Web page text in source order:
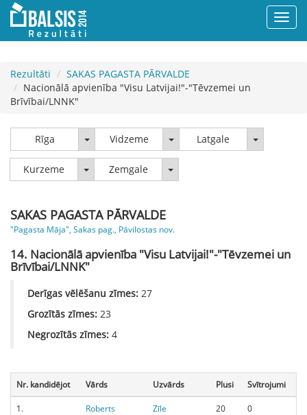
Rezultāti
SAKAS PAGASTA PĀRVALDE
Nacionālā apvienība "Visu Latvijai!"-"Tēvzemei un
Brīvībai/LNNK"
Rīga Rīga Vidzeme VidzemeLatgale Latgale
Kurzeme KurzemeZemgale Zemgale
SAKAS PAGASTA PĀRVALDE
"Pagasta Māja", Sakas pag., Pāvilostas nov.
14. Nacionālā apvienība "Visu Latvijai!"-"Tēvzemei un
Brīvībai/LNNK"
Derīgas vēlēšanu zīmes: 27
Grozītās zīmes: 23
Negrozītās zīmes: 4
Nr. kandidējot Vārds Uzvārds Plusi Svītrojumi
1. Roberts Zīle 20
0